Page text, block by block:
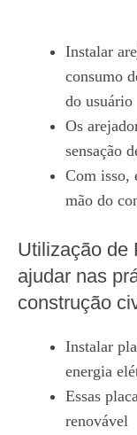
Instalar
consumo
do usuário
Os
sensação
Com isso,
mão do
Utilização de
ajudar nas
construção
Instalar
energia
Essas
renovável